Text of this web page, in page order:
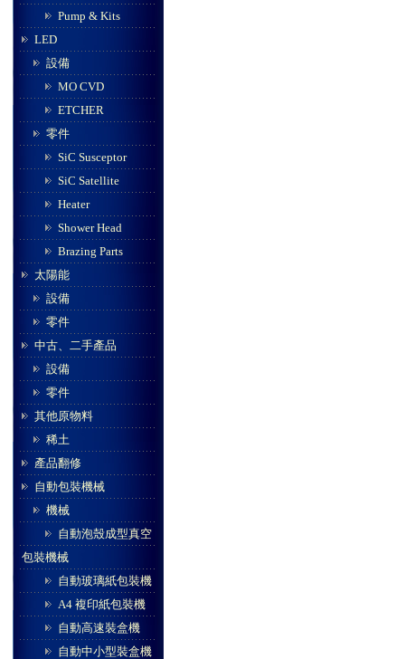
Pump & Kits
LED
設備
MO CVD
ETCHER
零件
SiC Susceptor
SiC Satellite
Heater
Shower Head
Brazing Parts
太陽能
設備
零件
中古、二手產品
設備
零件
其他原物料
稀土
產品翻修
自動包裝機械
機械
自動泡殼成型真空
包裝機械
自動玻璃紙包裝機
A4 複印紙包裝機
自動高速裝盒機
自動中小型裝盒機